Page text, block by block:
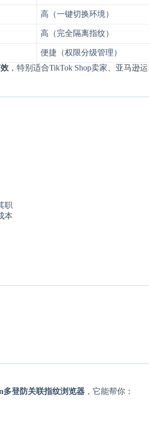
高（一键切换环境）
高（完全隔离指纹）
便捷（权限分级管理）
，特别适合TikTok Shop卖家、亚马逊运
职
本
多登防关联指纹浏览器 ，它能帮你：